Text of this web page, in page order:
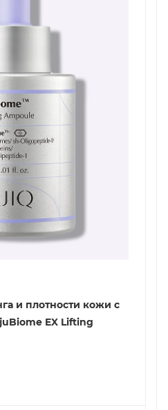
и плотности кожи с
EX Lifting